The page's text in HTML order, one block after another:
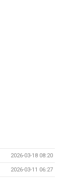
2026-03-18 08:20
2026-03-11 06:27